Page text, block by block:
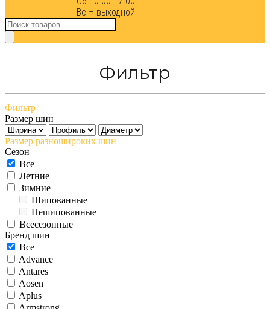
Вс – выходной
Поиск
товаров
Фильтр
Фильтр
Размер шин
Размер разношироких шин
Сезон
Все
Летние
Зимние
Шипованные
Нешипованные
Всесезонные
Бренд шин
Все
Advance
Antares
Aosen
Aplus